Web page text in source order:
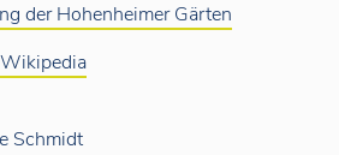
der Hohenheimer Gärten
Schmidt